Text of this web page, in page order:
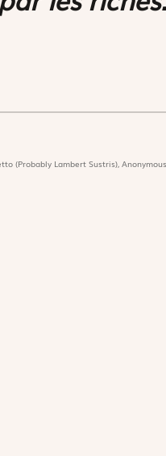
(Probably Lambert Sustris),